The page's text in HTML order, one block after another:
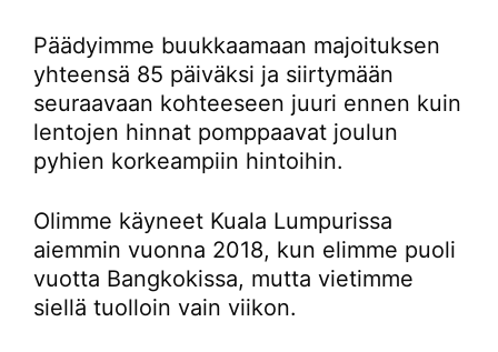
Päädyimme buukkaamaan majoituksen
yhteensä 85 päiväksi ja siirtymään
seuraavaan kohteeseen juuri ennen kuin
lentojen hinnat pomppaavat joulun
pyhien korkeampiin hintoihin.
Olimme käyneet Kuala Lumpurissa
aiemmin vuonna 2018, kun elimme puoli
vuotta Bangkokissa, mutta vietimme
siellä tuolloin vain viikon.